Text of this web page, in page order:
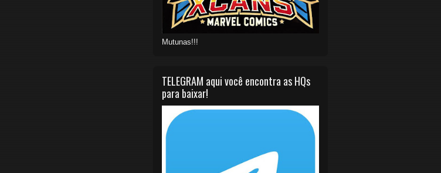
Mutunas!!!
TELEGRAM aqui você encontra as HQs
para baixar!